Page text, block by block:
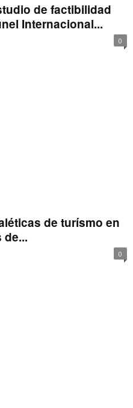
de factibilidad
Internacional...
0
de turísmo en
0